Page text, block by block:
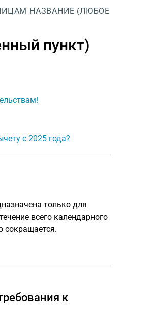
НАЗВАНИЕ (ЛЮБОЕ
пункт)
с 2025 года?
только для
всего календарного
сокращается.
к